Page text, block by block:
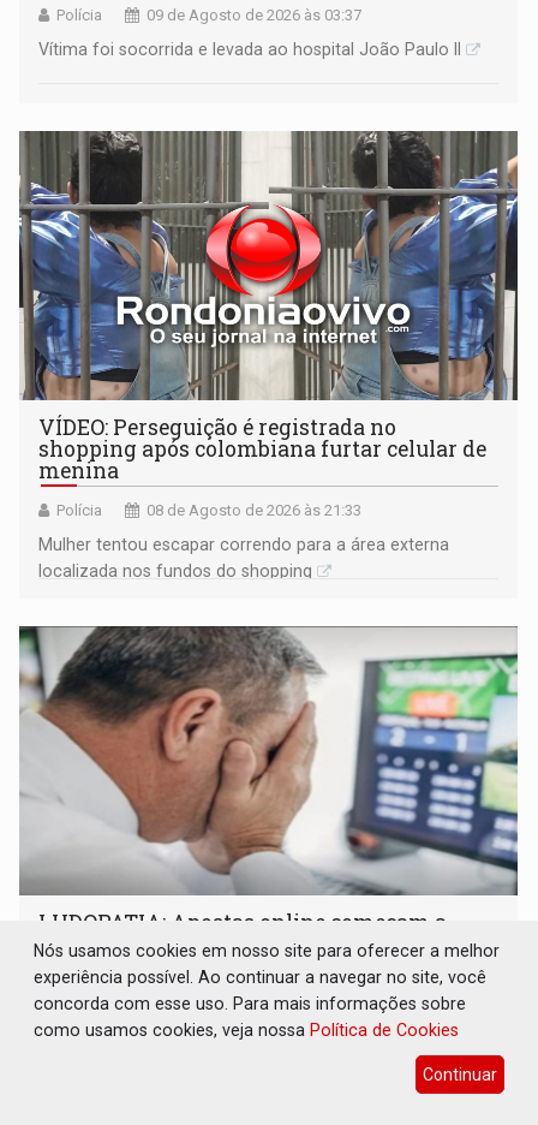
Polícia 09 de Agosto de 2026 às 03:37
Vítima foi socorrida e levada ao hospital João Paulo II
VÍDEO: Perseguição é registrada no
shopping após colombiana furtar celular de
menina
Polícia 08 de Agosto de 2026 às 21:33
Mulher tentou escapar correndo para a área externa
localizada nos fundos do shopping
LUDOPATIA: Apostas online começam a
afetar produtividade e rotina nas empresas
Brasil e Mundo 08 de Agosto de 2026 às 21:00
Entre os sinais de alerta estão faltas recorrentes, queda
de produtividade, dificuldade de concentração,
Nós usamos cookies em nosso site para oferecer a melhor
experiência possível. Ao continuar a navegar no site, você
concorda com esse uso. Para mais informações sobre
como usamos cookies, veja nossa Política de Cookies
Continuar